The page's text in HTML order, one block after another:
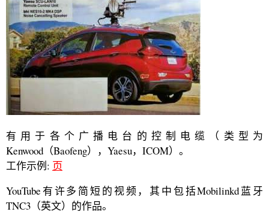
有用于各个广播电台的控制电缆（类型为
Kenwood（Baofeng），Yaesu，ICOM）。
工作示例: 页
YouTube有许多简短的视频，其中包括Mobilinkd蓝牙
TNC3（英文）的作品。